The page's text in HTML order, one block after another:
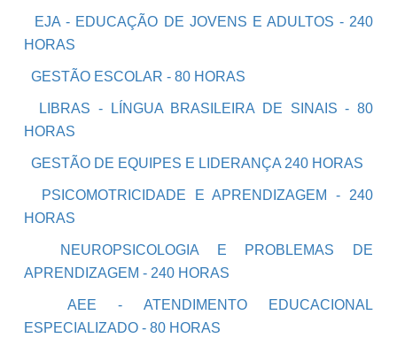
EJA - EDUCAÇÃO DE JOVENS E ADULTOS - 240
HORAS
GESTÃO ESCOLAR - 80 HORAS
LIBRAS - LÍNGUA BRASILEIRA DE SINAIS - 80
HORAS
GESTÃO DE EQUIPES E LIDERANÇA 240 HORAS
PSICOMOTRICIDADE E APRENDIZAGEM - 240
HORAS
NEUROPSICOLOGIA E PROBLEMAS DE
APRENDIZAGEM - 240 HORAS
AEE - ATENDIMENTO EDUCACIONAL
ESPECIALIZADO - 80 HORAS